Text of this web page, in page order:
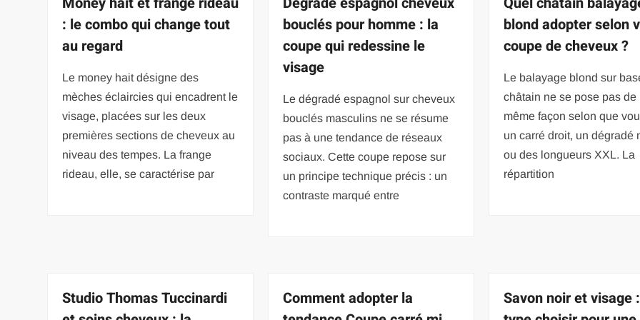
: le combo qui change tout
au regard
Le money hait désigne des
mèches éclaircies qui encadrent le
visage, placées sur les deux
premières sections de cheveux au
niveau des tempes. La frange
rideau, elle, se caractérise par
bouclés pour homme : la
coupe qui redessine le
visage
Le dégradé espagnol sur cheveux
bouclés masculins ne se résume
pas à une tendance de réseaux
sociaux. Cette coupe repose sur
un principe technique précis : un
contraste marqué entre
blond adopter selon
coupe de cheveux ?
Le balayage blond sur
châtain ne se pose pas de
même façon selon que
un carré droit, un dégradé
ou des longueurs XXL. La
répartition
Studio Thomas Tuccinardi
Comment adopter la
Savon noir et visage